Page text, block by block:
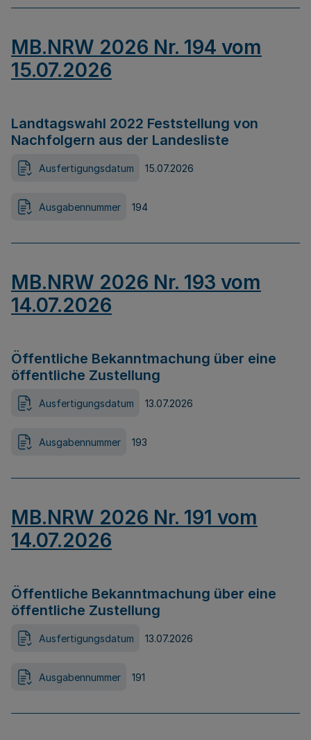
MB.NRW 2026 Nr. 194 vom
15.07.2026
Landtagswahl 2022 Feststellung von
Nachfolgern aus der Landesliste
Ausfertigungsdatum 15.07.2026
Ausgabennummer 194
MB.NRW 2026 Nr. 193 vom
14.07.2026
Öffentliche Bekanntmachung über eine
öffentliche Zustellung
Ausfertigungsdatum 13.07.2026
Ausgabennummer 193
MB.NRW 2026 Nr. 191 vom
14.07.2026
Öffentliche Bekanntmachung über eine
öffentliche Zustellung
Ausfertigungsdatum 13.07.2026
Ausgabennummer 191